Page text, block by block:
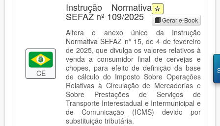
CE
Instrução Normativa
SEFAZ nº 109/2025 Gerar e-Book
Altera o anexo único da Instrução
Normativa SEFAZ nº 15, de 4 de fevereiro
de 2025, que divulga os valores relativos à
venda a consumidor final de cervejas e
chopes, para efeito de definição da base
de cálculo do Imposto Sobre Operações
Relativas à Circulação de Mercadorias e
Sobre Prestações de Serviços de
Transporte Interestadual e Intermunicipal e
de Comunicação (ICMS) devido por
substituição tributária.